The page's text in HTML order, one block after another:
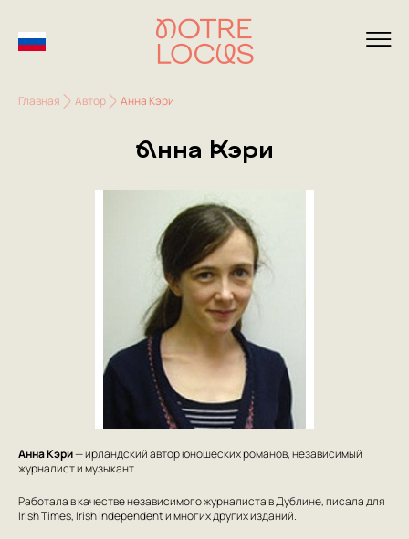
Главная Автор Анна Кэри
Анна Кэри
Анна Кэри— ирландский автор юношеских романов, независимый
журналист и музыкант.
Работала в качестве независимого журналиста в Дублине, писала для
Irish Times, Irish Independent и многих других изданий.